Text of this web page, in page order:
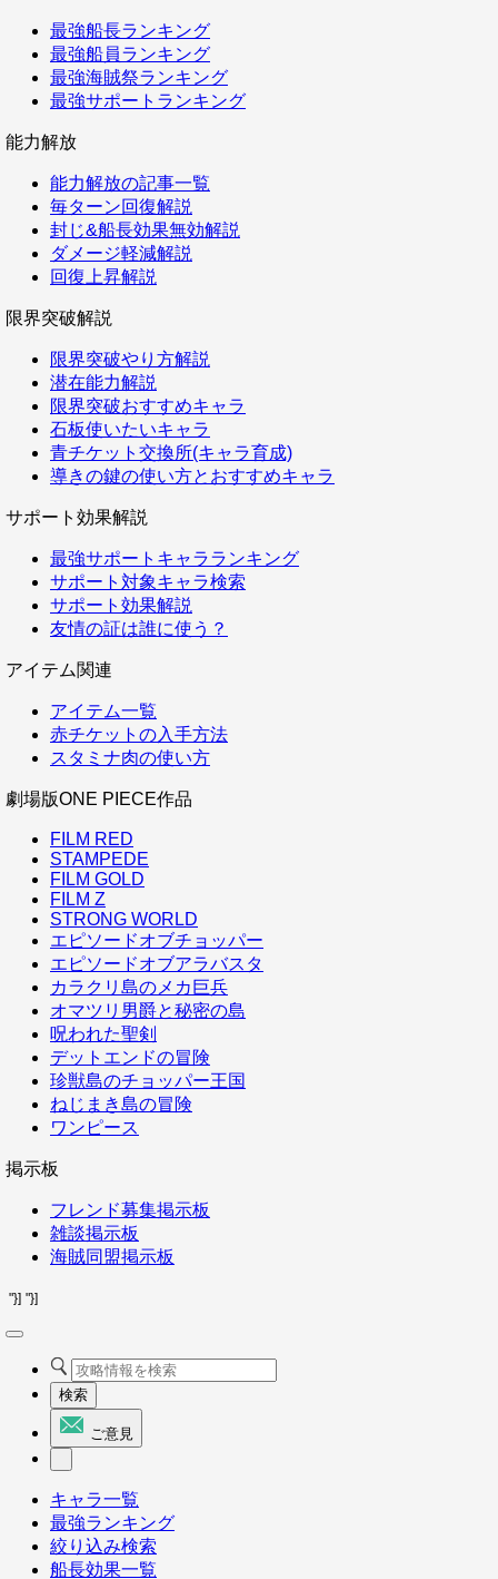
最強船長ランキング
最強船員ランキング
最強海賊祭ランキング
最強サポートランキング
能力解放
能力解放の記事一覧
毎ターン回復解説
封じ&船長効果無効解説
ダメージ軽減解説
回復上昇解説
限界突破解説
限界突破やり方解説
潜在能力解説
限界突破おすすめキャラ
石板使いたいキャラ
青チケット交換所(キャラ育成)
導きの鍵の使い方とおすすめキャラ
サポート効果解説
最強サポートキャラランキング
サポート対象キャラ検索
サポート効果解説
友情の証は誰に使う？
アイテム関連
アイテム一覧
赤チケットの入手方法
スタミナ肉の使い方
劇場版ONE PIECE作品
FILM RED
STAMPEDE
FILM GOLD
FILM Z
STRONG WORLD
エピソードオブチョッパー
エピソードオブアラバスタ
カラクリ島のメカ巨兵
オマツリ男爵と秘密の島
呪われた聖剣
デットエンドの冒険
珍獣島のチョッパー王国
ねじまき島の冒険
ワンピース
掲示板
フレンド募集掲示板
雑談掲示板
海賊同盟掲示板
"}] "}]
検索
ご意見
キャラ一覧
最強ランキング
絞り込み検索
船長効果一覧